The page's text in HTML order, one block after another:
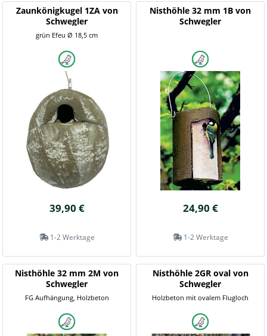
Zaunkönigkugel 1ZA von
Schwegler
grün Efeu Ø 18,5 cm
39,90 €
1-2 Werktage
Nisthöhle 32 mm 1B von
Schwegler
24,90 €
1-2 Werktage
Nisthöhle 32 mm 2M von
Schwegler
FG Aufhängung, Holzbeton
Nisthöhle 2GR oval von
Schwegler
Holzbeton mit ovalem Flugloch